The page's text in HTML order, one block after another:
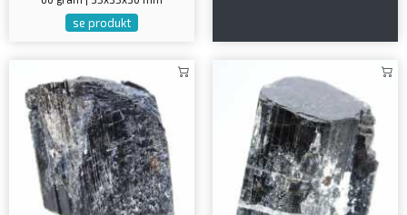
se produkt